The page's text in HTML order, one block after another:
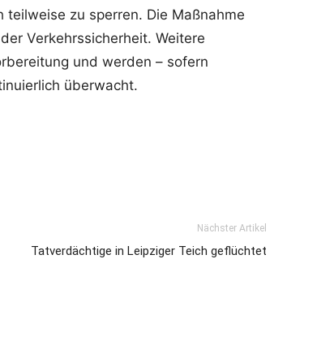
zu sperren. Die Maßnahme
Verkehrssicherheit. Weitere
und werden – sofern
überwacht.
Nächster Artikel
Tatverdächtige in Leipziger Teich geflüchtet